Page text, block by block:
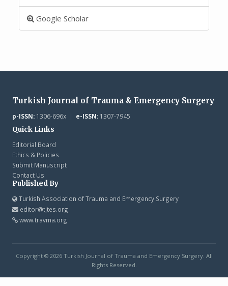
Google Scholar
Turkish Journal of Trauma & Emergency Surgery
p-ISSN:1306-696x | e-ISSN:1307-7945
Quick Links
Editorial Board
Ethics & Policies
Submit Manuscript
Contact Us
Published By
Turkish Association of Trauma and Emergency Surgery
editor@tjtes.org
www.travma.org
Copyright © 2026 Turkish Journal of Trauma and Emergency Surgery. All
Rights Reserved.